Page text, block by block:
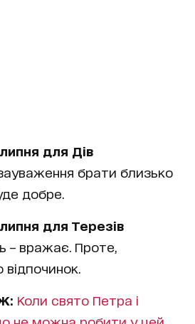
для Дів
брати близько
добре.
для Терезів
– вражає. Проте,
Коли свято Петра і